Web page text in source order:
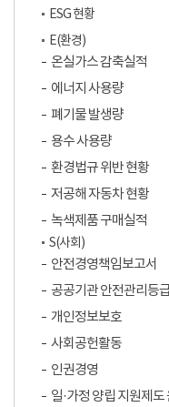
ESG 현황
E(환경)
온실가스 감축실적
에너지 사용량
폐기물 발생량
용수 사용량
환경법규 위반 현황
저공해 자동차 현황
녹색제품 구매실적
S(사회)
안전경영책임보고서
공공기관 안전관리등
개인정보보호
사회공헌활동
인권경영
일·가정 양립 지원제도